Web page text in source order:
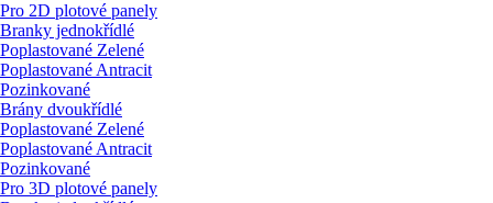
Pro 2D plotové panely
Branky jednokřídlé
Poplastované Zelené
Poplastované Antracit
Pozinkované
Brány dvoukřídlé
Poplastované Zelené
Poplastované Antracit
Pozinkované
Pro 3D plotové panely